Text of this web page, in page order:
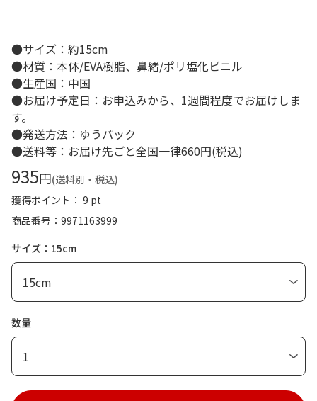
●サイズ：約15cm
●材質：本体/EVA樹脂、鼻緒/ポリ塩化ビニル
●生産国：中国
●お届け予定日：お申込みから、1週間程度でお届けしま
す。
●発送方法：ゆうパック
●送料等：お届け先ごと全国一律660円(税込)
935円(送料別・税込)
獲得ポイント： 9 pt
商品番号
9971163999
サイズ：15cm
数量
1